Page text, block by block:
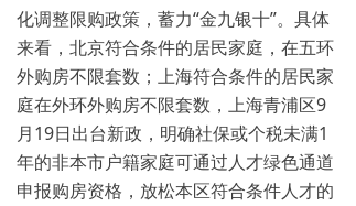
化调整限购政策，蓄力“金九银十”。具体
来看，北京符合条件的居民家庭，在五环
外购房不限套数；上海符合条件的居民家
庭在外环外购房不限套数，上海青浦区9
月19日出台新政，明确社保或个税未满1
年的非本市户籍家庭可通过人才绿色通道
申报购房资格，放松本区符合条件人才的